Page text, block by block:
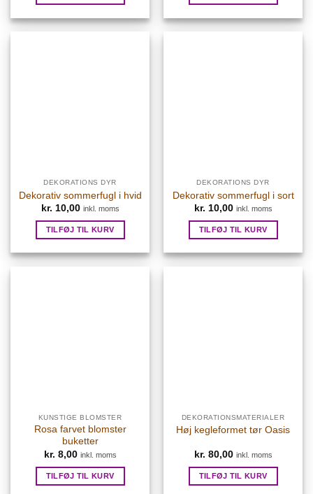
DEKORATIONS DYR
Dekorativ sommerfugl i hvid
kr. 10,00 inkl. moms
TILFØJ TIL KURV
DEKORATIONS DYR
Dekorativ sommerfugl i sort
kr. 10,00 inkl. moms
TILFØJ TIL KURV
KUNSTIGE BLOMSTER
Rosa farvet blomster
buketter
kr. 8,00 inkl. moms
TILFØJ TIL KURV
DEKORATIONSMATERIALER
Høj kegleformet tør Oasis
kr. 80,00 inkl. moms
TILFØJ TIL KURV